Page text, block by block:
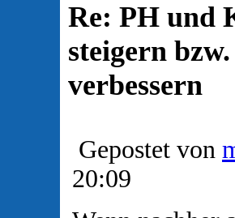
Re: PH und
steigern
verbessern
Gepostet von
20:09